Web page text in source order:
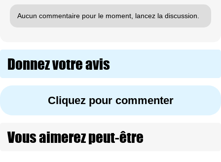
Aucun commentaire pour le moment, lancez la discussion.
Donnez votre avis
Cliquez pour commenter
Vous aimerez peut-être